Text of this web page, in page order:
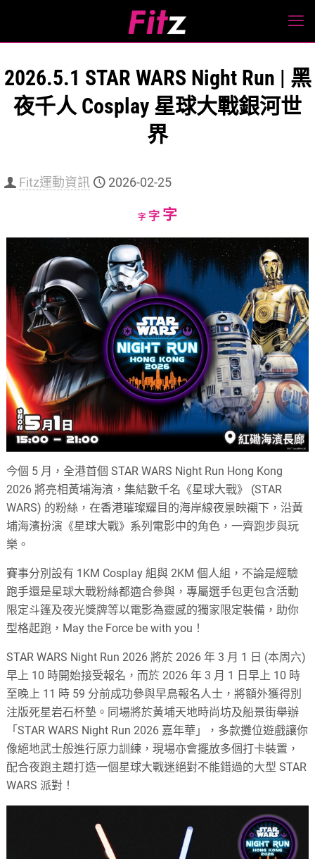
2026.5.1 STAR WARS Night Run | 黑
夜千人 Cosplay 星球大戰銀河世
界
Fitz運動資訊 2026-02-25
字Decrease
size.
字Reset
size.
字Increase
size.
今個 5 月，全港首個 STAR WARS Night Run Hong Kong
2026 將亮相黃埔海濱，集結數千名《星球大戰》 (STAR
WARS) 的粉絲，在香港璀璨耀目的海岸線夜景映襯下，沿黃
埔海濱扮演《星球大戰》系列電影中的角色，一齊跑步與玩
樂。
賽事分別設有 1KM Cosplay 組與 2KM 個人組，不論是經驗
跑手還是星球大戰粉絲都適合參與，專屬選手包更包含活動
限定斗篷及夜光獎牌等以電影為靈感的獨家限定裝備，助你
型格起跑，May the Force be with you！
STAR WARS Night Run 2026 將於 2026 年 3 月 1 日 (本周六)
早上 10 時開始接受報名，而於 2026 年 3 月 1 日早上 10 時
至晚上 11 時 59 分前成功參與早鳥報名人士，將額外獲得別
注版死星岩石杯墊。同場將於黃埔天地時尚坊及船景街舉辦
「STAR WARS Night Run 2026 嘉年華」，多款攤位遊戲讓你
像絕地武士般進行原力訓練，現場亦會擺放多個打卡裝置，
配合夜跑主題打造一個星球大戰迷絕對不能錯過的大型 STAR
WARS 派對！